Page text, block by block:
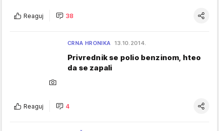
Reaguj 38
CRNA HRONIKA 13.10.2014.
Privrednik se polio benzinom, hteo
da se zapali
Reaguj 4